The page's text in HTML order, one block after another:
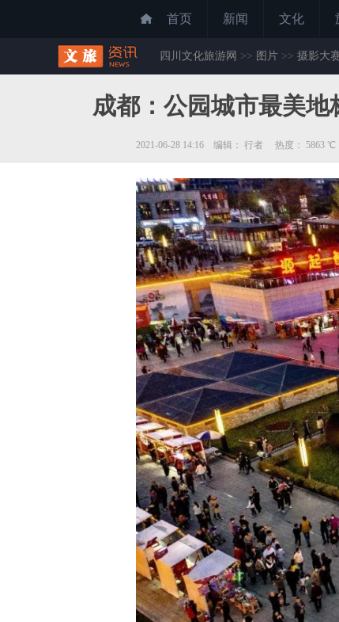
首页 新闻 文化
四川文化旅游网 >> 图片 >> 摄影大
成都：公园城市最美地
2021-06-28 14:16 编辑： 行者 热度： 5863 ℃